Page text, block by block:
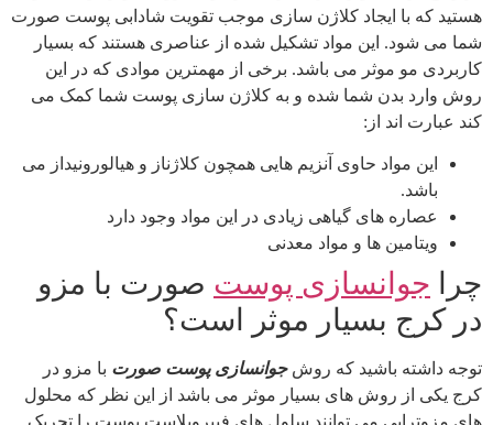
هستید که با ایجاد کلاژن سازی موجب تقویت شادابی پوست صورت
شما می شود. این مواد تشکیل شده از عناصری هستند که بسیار
کاربردی مو موثر می باشد. برخی از مهمترین موادی که در این
روش وارد بدن شما شده و به کلاژن سازی پوست شما کمک می
کند عبارت اند از:
این مواد حاوی آنزیم هایی همچون کلاژناز و هیالورونیداز می
باشد.
عصاره های گیاهی زیادی در این مواد وجود دارد
ویتامین ها و مواد معدنی
چرا جوانسازی پوست صورت با مزو
در کرج بسیار موثر است؟
توجه داشته باشید که روشجوانسازی پوست صورت با مزو در
کرج یکی از روش های بسیار موثر می باشد از این نظر که محلول
های مزوتراپی می توانند سلول های فیبروبلاست پوست را تحریک